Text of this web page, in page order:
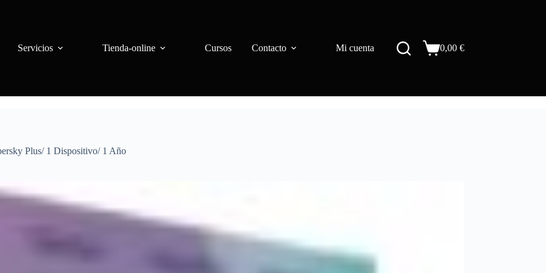
Servicios Tienda-online Cursos Contacto Mi cuenta
Carro0,00 €
Plus/ 1 Dispositivo/ 1 Año